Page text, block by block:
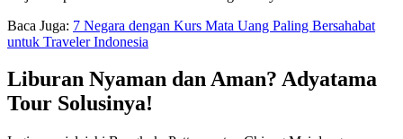
Baca Juga: 7 Negara dengan Kurs Mata Uang Paling Bersahabat
untuk Traveler Indonesia
Liburan Nyaman dan Aman? Adyatama
Tour Solusinya!